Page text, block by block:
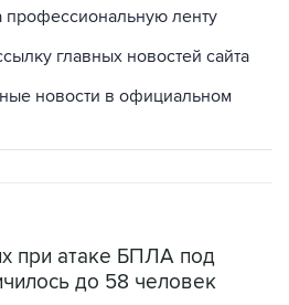
профессиональную ленту
главных новостей сайта
новости в официальном
при атаке БПЛА под
до 58 человек